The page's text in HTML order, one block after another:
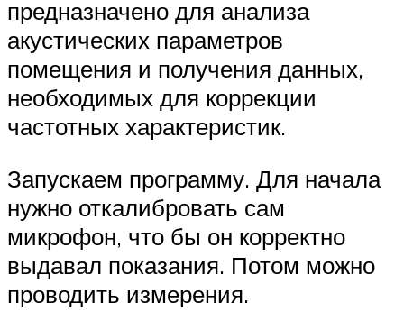
предназначено для анализа
акустических параметров
помещения и получения данных,
необходимых для коррекции
частотных характеристик.
Запускаем программу. Для начала
нужно откалибровать сам
микрофон, что бы он корректно
выдавал показания. Потом можно
проводить измерения.